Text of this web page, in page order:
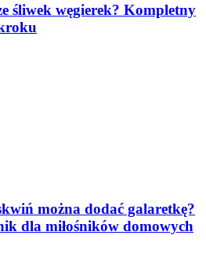
śliwek węgierek? Kompletny
można dodać galaretkę?
dla miłośników domowych